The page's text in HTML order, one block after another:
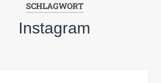
SCHLAGWORT
Instagram